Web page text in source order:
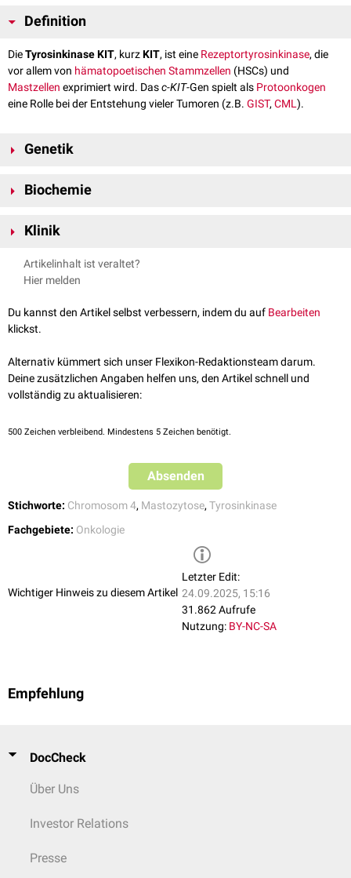
Definition
DieTyrosinkinase KIT, kurzKIT, ist eine Rezeptortyrosinkinase, die
vor allem von hämatopoetischen Stammzellen (HSCs) und
Mastzellen exprimiert wird. Dasc-KIT-Gen spielt als Protoonkogen
eine Rolle bei der Entstehung vieler Tumoren (z.B. GIST, CML).
Genetik
genetische Varianten existiert das KIT-Protein in mehreren
Biochemie
Mitglieder dieser Klasse besteht das Protein aus einer
Juxtamembrandomäneund einer
Tyrosinkinaseaktivität repräsentiert. Das gesamte Protein hat eine
Die extrazelluläre Domäne besteht aus 5Immunglobulin -ähnlichen
Subdomänen. Ihr
zu einerDimerisierungdes Rezeptors, die durch gegenseitige
Phosphorylierung vonTyrosingruppender intrazellulären Domänen zu
einerAutophosphorylierungführt.
Klinik
D816V-Mutation von KIT wird häufig bei
nachgewiesen. Sie bewirkt eine Daueraktivierung des Rezeptors.
Artikelinhalt ist veraltet?
Hier melden
Du kannst den Artikel selbst verbessern, indem du auf Bearbeiten
klickst.
Alternativ kümmert sich unser Flexikon-Redaktionsteam darum.
Deine zusätzlichen Angaben helfen uns, den Artikel schnell und
vollständig zu aktualisieren:
500 Zeichen verbleibend. Mindestens 5 Zeichen benötigt.
Absenden
Stichworte: Chromosom 4, Mastozytose, Tyrosinkinase
Fachgebiete: Onkologie
Wichtiger Hinweis zu diesem Artikel
Letzter Edit:
24.09.2025, 15:16
31.862 Aufrufe
Nutzung: BY-NC-SA
Empfehlung
DocCheck
Über Uns
Investor Relations
Presse